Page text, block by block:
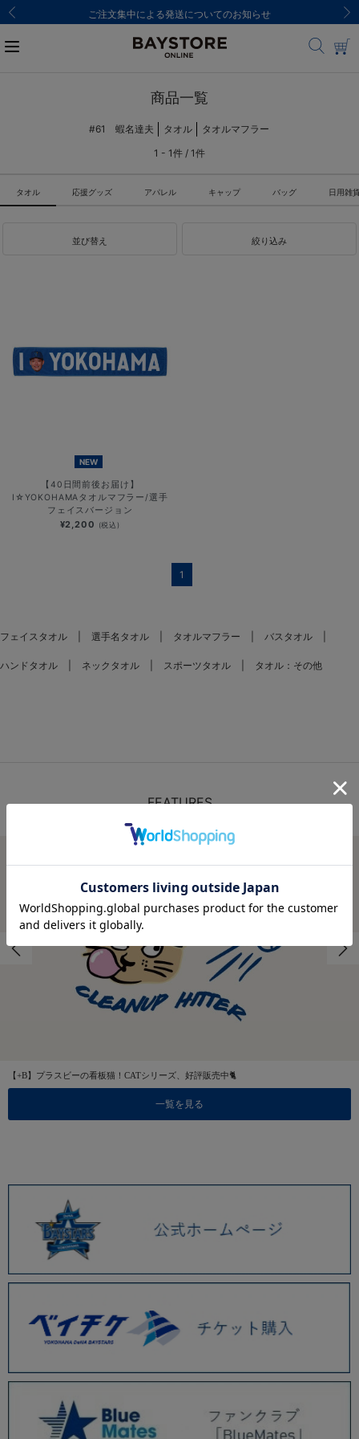
ご注文集中による発送についてのお知らせ
商品一覧
#61 蝦名達夫 タオル
タオルマフラー
1 - 1件 / 1件
タオル 応援グッズ アパレル キャップ バッグ 日用雑
並び替え 絞り込み
NEW
【40日間前後お届け】
I☆YOKOHAMAタオルマフラー/選手
フェイスバージョン
¥2,200 (税込)
1
フェイスタオル 選手名タオル タオルマフラー バスタオル
ハンドタオル ネックタオル スポーツタオル タオル：その他
FEATURES
【+B】プラスビーの看板猫！CATシリーズ、好評販売中🐈
一覧を見る